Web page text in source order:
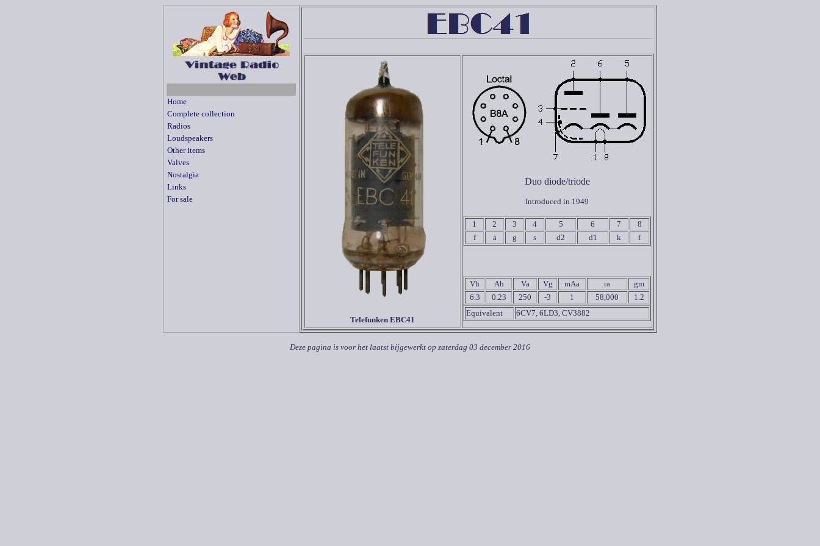
Home
Complete collection
Radios
Loudspeakers
Other items
Valves
Nostalgia
Links
For sale
Telefunken EBC41
Duo diode/triode
Introduced in 1949
1 2 3 4 5 6 7
8
f
a g s d2 d1 k f
Vh Ah Va Vg mAa ra
gm
6.3
0.23 250 -3 1 58,000
1.2
Equivalent
6CV7, 6LD3, CV3882
Deze pagina is voor het laatst bijgewerkt op zaterdag 03 december 2016